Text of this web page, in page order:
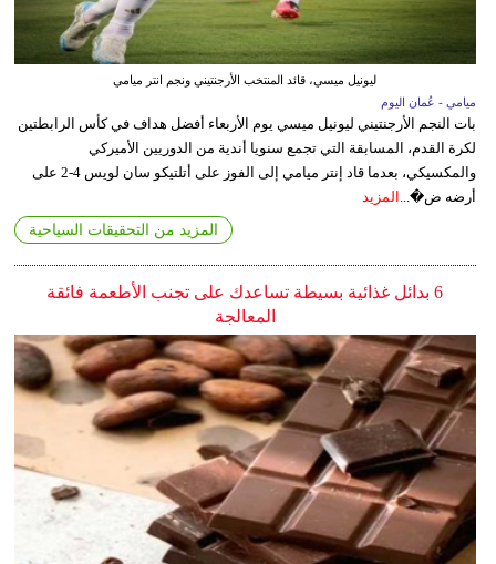
ليونيل ميسي، قائد المنتخب الأرجنتيني ونجم انتر ميامي
ميامي - عُمان اليوم
بات النجم الأرجنتيني ليونيل ميسي يوم الأربعاء أفضل هداف في كأس الرابطتين
لكرة القدم، المسابقة التي تجمع سنويا أندية من الدوريين الأميركي
والمكسيكي، بعدما قاد إنتر ميامي إلى الفوز على أتلتيكو سان لويس 4-2 على
أرضه ض�... المزيد
المزيد من التحقيقات السياحية
6 بدائل غذائية بسيطة تساعدك على تجنب الأطعمة فائقة
المعالجة